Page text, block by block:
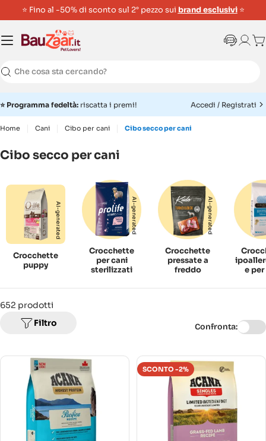
⭐ Fino al -50% di sconto sul 2° pezzo sui brand esclusivi⭐
Ricerca
⭐ Programma fedeltà: riscatta i premi! Accedi / Registrati
Home Cani Cibo per cani Cibo secco per cani
Cibo secco per cani
AI-generated
Crocchette
puppy
AI-generated
Crocchette
per cani
sterilizzati
AI-generated
Crocchette
pressate a
freddo
e
652 prodotti
Filtro
Confronta:
SCONTO -2%